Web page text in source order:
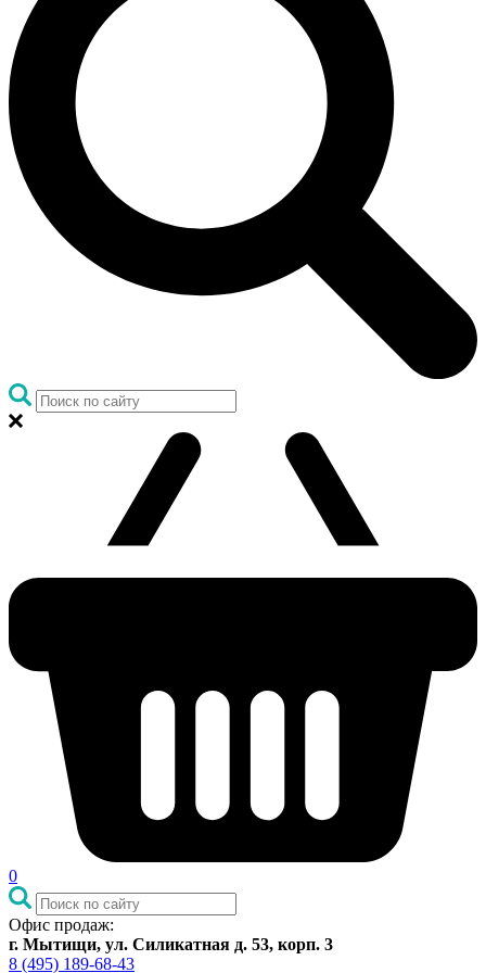
0
Офис продаж:
г. Мытищи, ул. Силикатная д. 53, корп. 3
8 (495) 189-68-43